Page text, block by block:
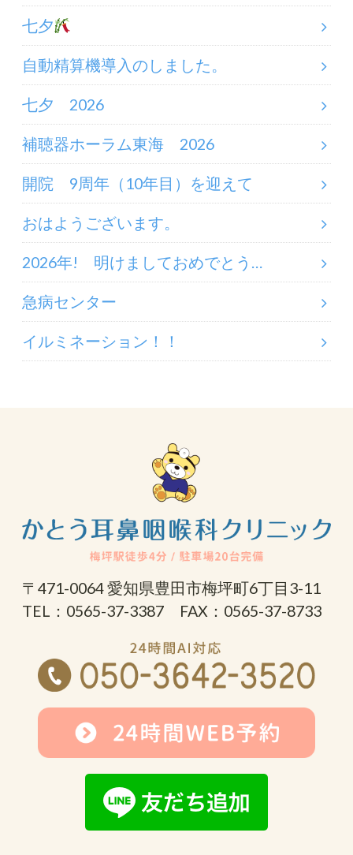
七夕
自動精算機導入のしました。
七夕 2026
補聴器ホーラム東海 2026
開院 9周年（10年目）を迎えて
おはようございます。
2026年! 明けましておめでとう…
急病センター
イルミネーション！！
〒471-0064 愛知県豊田市梅坪町6丁目3-11
TEL：0565-37-3387 FAX：0565-37-8733